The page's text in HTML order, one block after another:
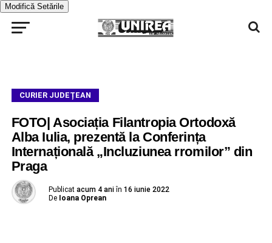
Modifică Setările
CURIER JUDEȚEAN
FOTO| Asociația Filantropia Ortodoxă
Alba Iulia, prezentă la Conferința
Internațională „Incluziunea rromilor” din
Praga
Publicat acum 4 ani în 16 iunie 2022
De Ioana Oprean